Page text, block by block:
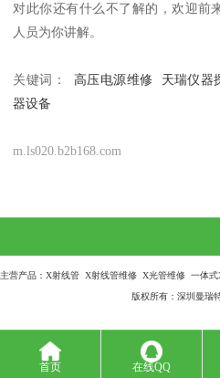
对此你还有什么不了解的，欢迎前
人员为你讲解。
关键词： 高压电源维修 天瑞仪器
器设备
m.ls020.b2b168.com
主营产品：X射线管 X射线管维修 X光管维修 一体
版权所有：深圳曼瑞
首页 在线QQ